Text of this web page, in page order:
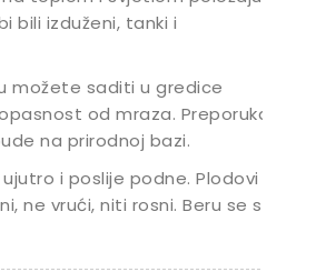
bili izduženi, tanki i
možete saditi u gredice
od mraza. Preporuka
na prirodnoj bazi.
i poslije podne. Plodovi
ne vrući, niti rosni. Beru se s